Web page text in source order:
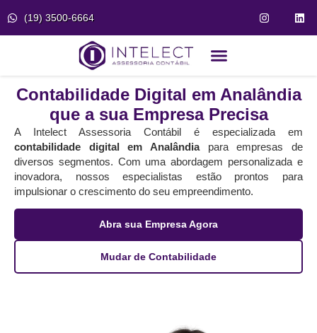
(19) 3500-6664
Contabilidade Digital em Analândia
que a sua Empresa Precisa
A Intelect Assessoria Contábil é especializada em
contabilidade digital em Analândiapara empresas de
diversos segmentos. Com uma abordagem personalizada e
inovadora, nossos especialistas estão prontos para
impulsionar o crescimento do seu empreendimento.
Abra sua Empresa Agora
Mudar de Contabilidade